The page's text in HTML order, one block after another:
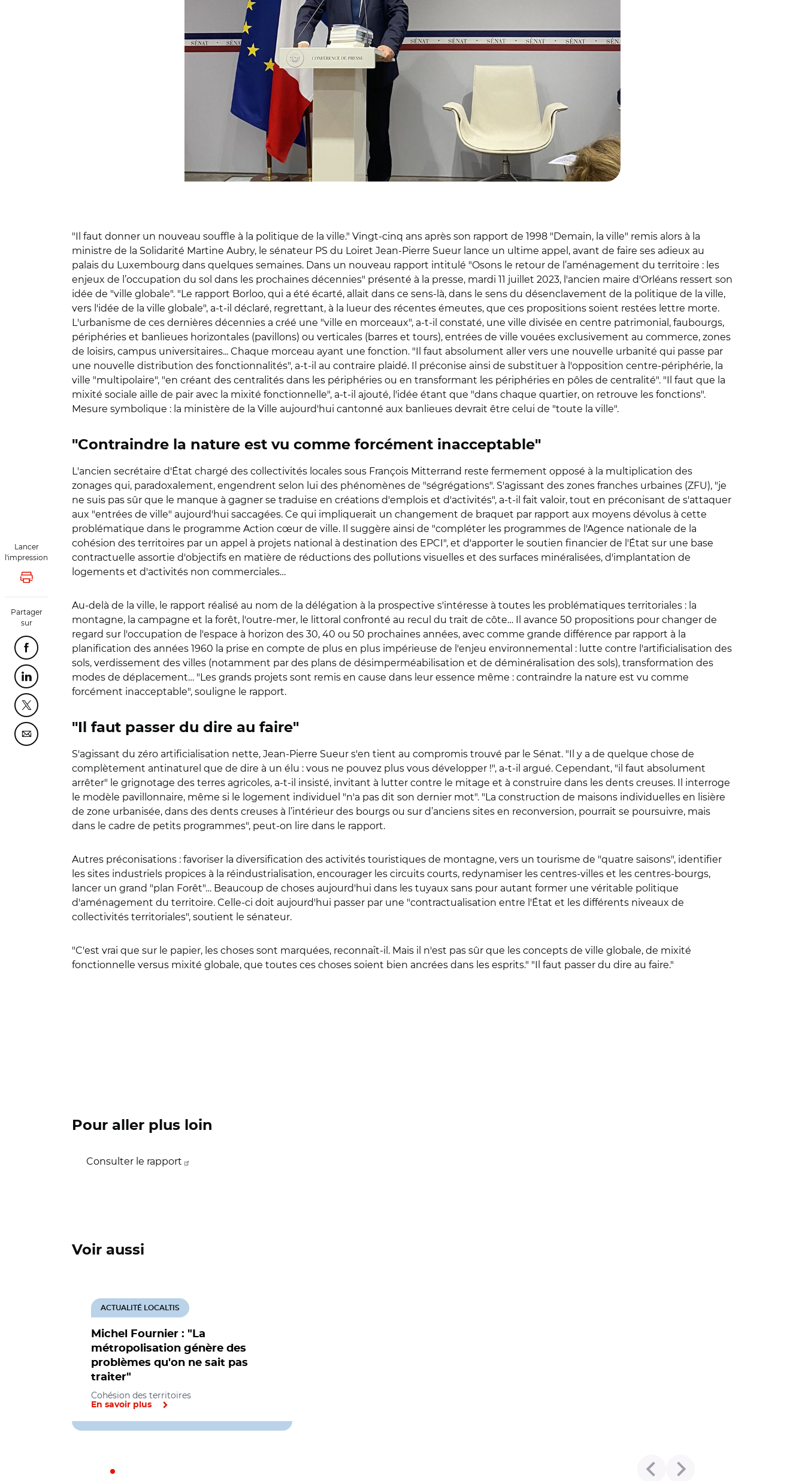
Lancer
l'impression
Lancer l'impression
Partager
sur
Partager cette page sur Facebook
Partager cette page sur Linkedin
Partager cette page sur Twitter
Partager cette page sur Courriel
"Il faut donner un nouveau souffle à la politique de la ville." Vingt-cinq ans après son rapport de 1998 "Demain, la ville" remis alors à la
ministre de la Solidarité Martine Aubry, le sénateur PS du Loiret Jean-Pierre Sueur lance un ultime appel, avant de faire ses adieux au
palais du Luxembourg dans quelques semaines. Dans un nouveau rapport intitulé "Osons le retour de l’aménagement du territoire : les
enjeux de l’occupation du sol dans les prochaines décennies" présenté à la presse, mardi 11 juillet 2023, l'ancien maire d'Orléans ressert son
idée de "ville globale". "Le rapport Borloo, qui a été écarté, allait dans ce sens-là, dans le sens du désenclavement de la politique de la ville,
vers l'idée de la ville globale", a-t-il déclaré, regrettant, à la lueur des récentes émeutes, que ces propositions soient restées lettre morte.
L'urbanisme de ces dernières décennies a créé une "ville en morceaux", a-t-il constaté, une ville divisée en centre patrimonial, faubourgs,
périphéries et banlieues horizontales (pavillons) ou verticales (barres et tours), entrées de ville vouées exclusivement au commerce, zones
de loisirs, campus universitaires... Chaque morceau ayant une fonction. "Il faut absolument aller vers une nouvelle urbanité qui passe par
une nouvelle distribution des fonctionnalités", a-t-il au contraire plaidé. Il préconise ainsi de substituer à l'opposition centre-périphérie, la
ville "multipolaire", "en créant des centralités dans les périphéries ou en transformant les périphéries en pôles de centralité". "Il faut que la
mixité sociale aille de pair avec la mixité fonctionnelle", a-t-il ajouté, l'idée étant que "dans chaque quartier, on retrouve les fonctions".
Mesure symbolique : la ministère de la Ville aujourd'hui cantonné aux banlieues devrait être celui de "toute la ville".
"Contraindre la nature est vu comme forcément inacceptable"
L'ancien secrétaire d'État chargé des collectivités locales sous François Mitterrand reste fermement opposé à la multiplication des
zonages qui, paradoxalement, engendrent selon lui des phénomènes de "ségrégations". S'agissant des zones franches urbaines (ZFU), "je
ne suis pas sûr que le manque à gagner se traduise en créations d'emplois et d'activités", a-t-il fait valoir, tout en préconisant de s'attaquer
aux "entrées de ville" aujourd'hui saccagées. Ce qui impliquerait un changement de braquet par rapport aux moyens dévolus à cette
problématique dans le programme Action cœur de ville. Il suggère ainsi de "compléter les programmes de l'Agence nationale de la
cohésion des territoires par un appel à projets national à destination des EPCI", et d'apporter le soutien financier de l'État sur une base
contractuelle assortie d'objectifs en matière de réductions des pollutions visuelles et des surfaces minéralisées, d'implantation de
logements et d'activités non commerciales…
Au-delà de la ville, le rapport réalisé au nom de la délégation à la prospective s'intéresse à toutes les problématiques territoriales : la
montagne, la campagne et la forêt, l'outre-mer, le littoral confronté au recul du trait de côte… Il avance 50 propositions pour changer de
regard sur l'occupation de l'espace à horizon des 30, 40 ou 50 prochaines années, avec comme grande différence par rapport à la
planification des années 1960 la prise en compte de plus en plus impérieuse de l'enjeu environnemental : lutte contre l'artificialisation des
sols, verdissement des villes (notamment par des plans de désimperméabilisation et de déminéralisation des sols), transformation des
modes de déplacement… "Les grands projets sont remis en cause dans leur essence même : contraindre la nature est vu comme
forcément inacceptable", souligne le rapport.
"Il faut passer du dire au faire"
S'agissant du zéro artificialisation nette, Jean-Pierre Sueur s'en tient au compromis trouvé par le Sénat. "Il y a de quelque chose de
complètement antinaturel que de dire à un élu : vous ne pouvez plus vous développer !", a-t-il argué. Cependant, "il faut absolument
arrêter" le grignotage des terres agricoles, a-t-il insisté, invitant à lutter contre le mitage et à construire dans les dents creuses. Il interroge
le modèle pavillonnaire, même si le logement individuel "n'a pas dit son dernier mot". "La construction de maisons individuelles en lisière
de zone urbanisée, dans des dents creuses à l’intérieur des bourgs ou sur d’anciens sites en reconversion, pourrait se poursuivre, mais
dans le cadre de petits programmes", peut-on lire dans le rapport.
Autres préconisations : favoriser la diversification des activités touristiques de montagne, vers un tourisme de "quatre saisons", identifier
les sites industriels propices à la réindustrialisation, encourager les circuits courts, redynamiser les centres-villes et les centres-bourgs,
lancer un grand "plan Forêt"… Beaucoup de choses aujourd'hui dans les tuyaux sans pour autant former une véritable politique
d'aménagement du territoire. Celle-ci doit aujourd'hui passer par une "contractualisation entre l'État et les différents niveaux de
collectivités territoriales", soutient le sénateur.
"C'est vrai que sur le papier, les choses sont marquées, reconnaît-il. Mais il n'est pas sûr que les concepts de ville globale, de mixité
fonctionnelle versus mixité globale, que toutes ces choses soient bien ancrées dans les esprits." "Il faut passer du dire au faire."
Pour aller plus loin
Consulter le rapport
Voir aussi
Michel Fournier : "La
métropolisation génère des
problèmes qu'on ne sait pas
traiter"
ACTUALITÉ LOCALTIS
Cohésion des territoires
En savoir plus